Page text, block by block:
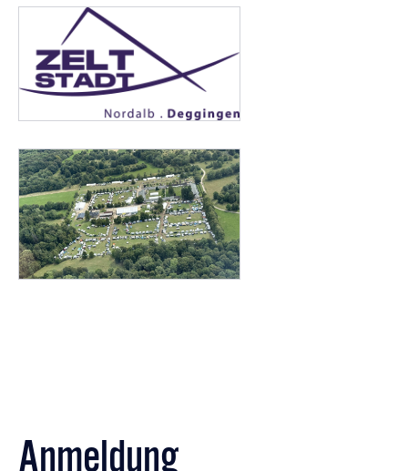
Anmeldung